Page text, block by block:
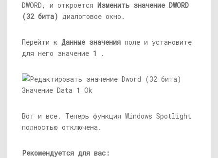
DWORD, и откроется Изменить значение DWORD
(32 бита) диалоговое окно.
Перейти к Данные значения поле и установите
для него значение 1 .
Вот и все. Теперь функция Windows Spotlight
полностью отключена.
Рекомендуется для вас: